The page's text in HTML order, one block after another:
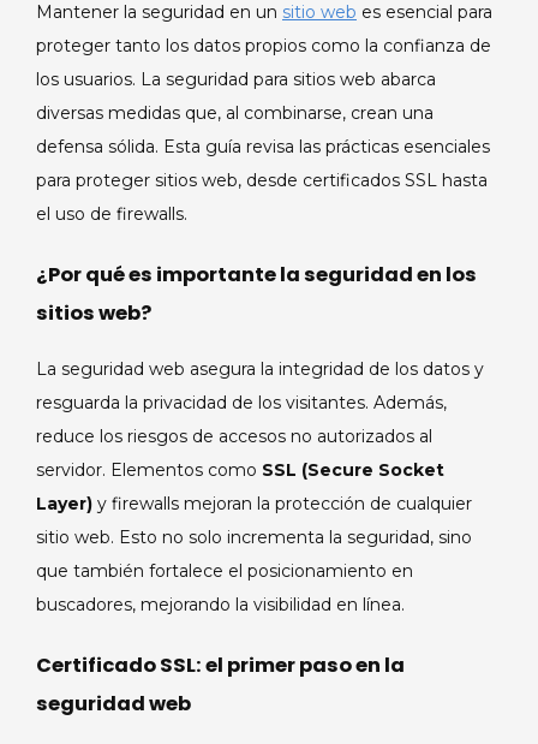
Mantener la seguridad en un sitio web es esencial para
proteger tanto los datos propios como la confianza de
los usuarios. La seguridad para sitios web abarca
diversas medidas que, al combinarse, crean una
defensa sólida. Esta guía revisa las prácticas esenciales
para proteger sitios web, desde certificados SSL hasta
el uso de firewalls.
¿Por qué es importante la seguridad en los
sitios web?
La seguridad web asegura la integridad de los datos y
resguarda la privacidad de los visitantes. Además,
reduce los riesgos de accesos no autorizados al
servidor. Elementos como SSL (Secure Socket
Layer) y firewalls mejoran la protección de cualquier
sitio web. Esto no solo incrementa la seguridad, sino
que también fortalece el posicionamiento en
buscadores, mejorando la visibilidad en línea.
Certificado SSL: el primer paso en la
seguridad web